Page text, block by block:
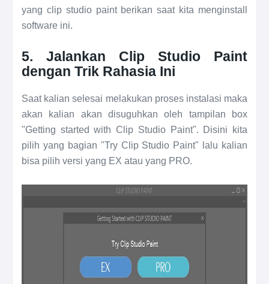
yang clip studio paint berikan saat kita menginstall
software ini.
5. Jalankan Clip Studio Paint
dengan Trik Rahasia Ini
Saat kalian selesai melakukan proses instalasi maka
akan kalian akan disuguhkan oleh tampilan box
"Getting started with Clip Studio Paint". Disini kita
pilih yang bagian "Try Clip Studio Paint" lalu kalian
bisa pilih versi yang EX atau yang PRO.